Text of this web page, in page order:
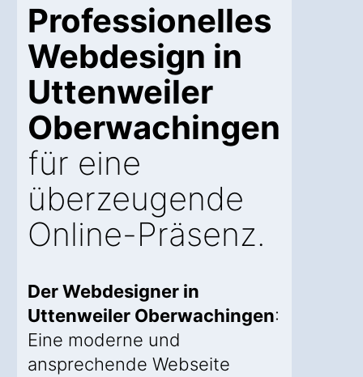
Professionelles
Webdesign in
Uttenweiler
Oberwachingen
für eine
überzeugende
Online-Präsenz.
Der Webdesigner in
Uttenweiler Oberwachingen:
Eine moderne und
ansprechende Webseite